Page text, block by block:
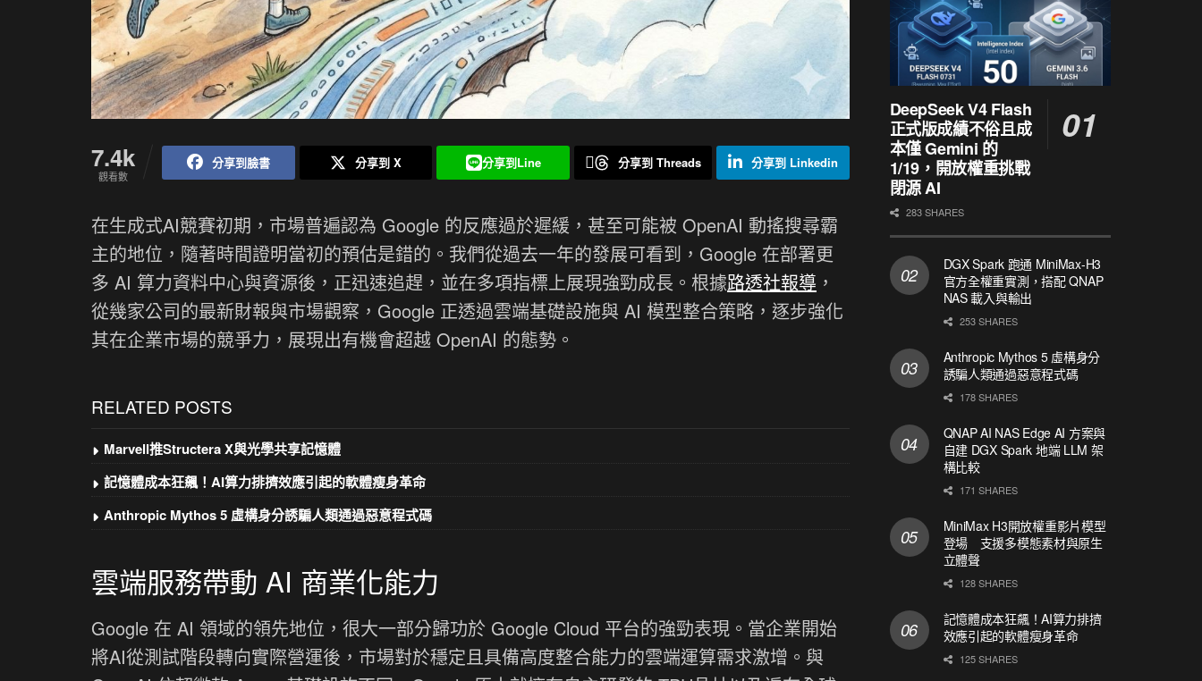
7.4k
觀看數
分享到臉書 分享到 X 分享到Line 分享到 Threads 分享到 Linkedin
在生成式AI競賽初期，市場普遍認為 Google 的反應過於遲緩，甚至可能被 OpenAI 動搖搜尋霸
主的地位，隨著時間證明當初的預估是錯的。我們從過去一年的發展可看到，Google 在部署更
多 AI 算力資料中心與資源後，正迅速追趕，並在多項指標上展現強勁成長。根據路透社報導 ，
從幾家公司的最新財報與市場觀察，Google 正透過雲端基礎設施與 AI 模型整合策略，逐步強化
其在企業市場的競爭力，展現出有機會超越 OpenAI 的態勢。
RELATED POSTS
Marvell推Structera X與光學共享記憶體
記憶體成本狂飆！AI算力排擠效應引起的軟體瘦身革命
Anthropic Mythos 5 虛構身分誘騙人類通過惡意程式碼
雲端服務帶動 AI 商業化能力
Google 在 AI 領域的領先地位，很大一部分歸功於 Google Cloud 平台的強勁表現。當企業開始
將AI從測試階段轉向實際營運後，市場對於穩定且具備高度整合能力的雲端運算需求激增。與
DeepSeek V4 Flash
正式版成績不俗且成
本僅 Gemini 的
1/19，開放權重挑戰
閉源 AI
283 SHARES
DGX Spark 跑通 MiniMax-H3
官方全權重實測，搭配 QNAP
NAS 載入與輸出
253 SHARES
Anthropic Mythos 5 虛構身分
誘騙人類通過惡意程式碼
178 SHARES
QNAP AI NAS Edge AI 方案與
自建 DGX Spark 地端 LLM 架
構比較
171 SHARES
MiniMax H3開放權重影片模型
登場 支援多模態素材與原生
立體聲
128 SHARES
記憶體成本狂飆！AI算力排擠
效應引起的軟體瘦身革命
125 SHARES